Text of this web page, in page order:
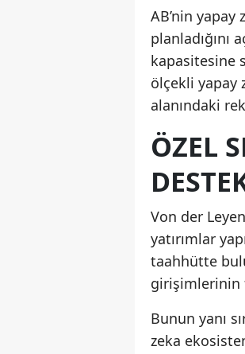
AB’nin yapay
planladığını
kapasitesine
ölçekli yapay
alanındaki
ÖZEL
Von der
yatırımlar
taahhütte
girişimlerinin
Bunun yanı
zeka